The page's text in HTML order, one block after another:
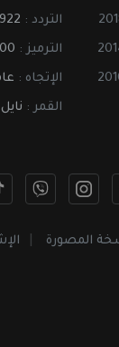
التردد :
الترميز :
الإتجاه :
القمر :
المصورة